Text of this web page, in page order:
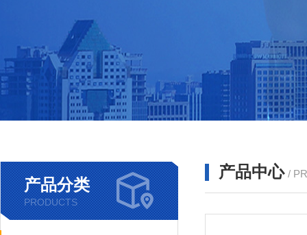
产品分类
PRODUCTS
产品中心 /